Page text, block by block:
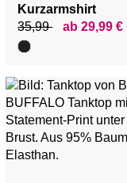
Kurzarmshirt
35,99
ab 29,99 €